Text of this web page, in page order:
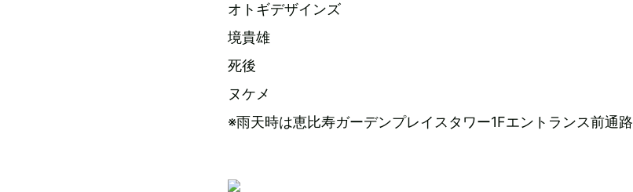
オトギデザインズ
境貴雄
死後
ヌケメ
※雨天時は恵比寿ガーデンプレイスタワー1Fエントランス前通路